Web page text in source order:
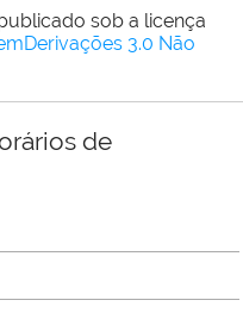
sob a licença
3.0 Não
de